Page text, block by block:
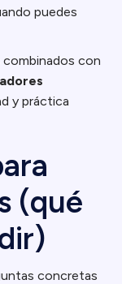
puedes
con
y práctica
(qué
concretas